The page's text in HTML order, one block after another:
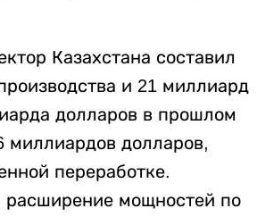
Казахстана составил
и 21 миллиард
долларов в прошлом
миллиардов долларов,
переработке.
расширение мощностей по